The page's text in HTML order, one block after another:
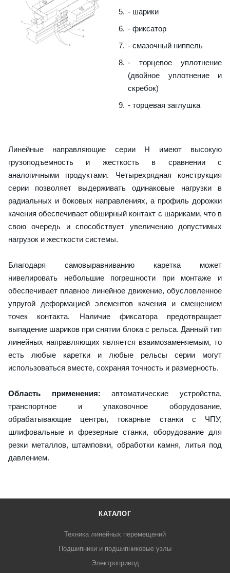
- шарики
- фиксатор
- смазочный ниппель
- торцевое уплотнение
(двойное уплотнение и
скребок)
- торцевая заглушка
Линейные направляющие серии H имеют высокую
грузоподъемность и жесткость в сравнении с
аналогичными продуктами. Четырехрядная конструкция
серии позволяет выдерживать одинаковые нагрузки в
радиальных и боковых направлениях, а профиль дорожки
качения обеспечивает обширный контакт с шариками, что в
свою очередь и способствует увеличению допустимых
нагрузок и жесткости системы.
Благодаря самовыравниванию каретка может
нивелировать небольшие погрешности при монтаже и
обеспечивает плавное линейное движение, обусловленное
упругой деформацией элементов качения и смещением
точек контакта. Наличие фиксатора предотвращает
выпадение шариков при снятии блока с рельса. Данный тип
линейных направляющих является взаимозаменяемым, то
есть любые каретки и любые рельсы серии могут
использоваться вместе, сохраняя точность и размерность.
Область применения: автоматические устройства,
транспортное и упаковочное оборудование,
обрабатывающие центры, токарные станки с ЧПУ,
шлифовальные и фрезерные станки, оборудование для
резки металлов, штамповки, обработки камня, литья под
давлением.
КАТАЛОГ
Техника линейных перемещений
Подшипники и подшипниковые узлы
Электропривод